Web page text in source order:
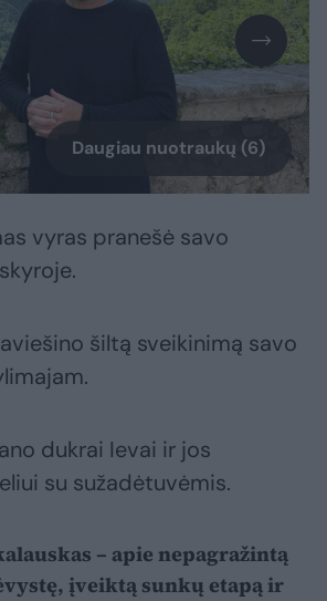
Daugiau nuotraukų (6)
vyras pranešė savo
šiltą sveikinimą savo
dukrai Ievai ir jos
su sužadėtuvėmis.
– apie nepagražintą
įveiktą sunkų etapą ir